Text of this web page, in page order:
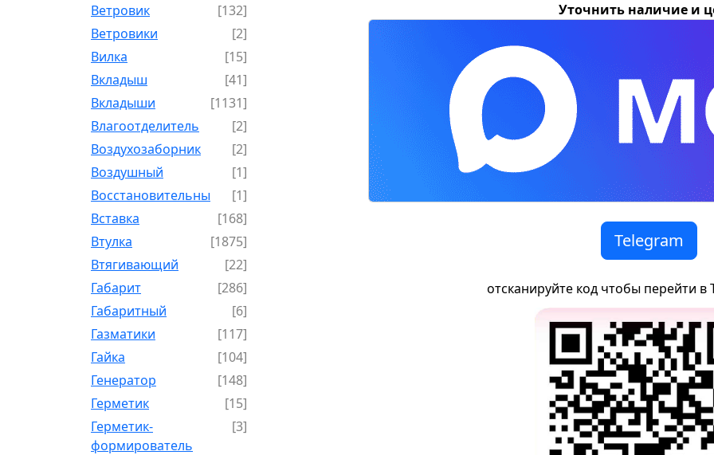
Ветровик
[132]
Ветровики
[2]
Вилка
[15]
Вкладыш
[41]
Вкладыши
[1131]
Влагоотделитель
[2]
Воздухозаборник
[2]
Воздушный
[1]
Восстановительный
[1]
Вставка
[168]
Втулка
[1875]
Втягивающий
[22]
Габарит
[286]
Габаритный
[6]
Газматики
[117]
Гайка
[104]
Генератор
[148]
Герметик
[15]
Герметик-
формирователь
[3]
Уточнить наличие и
Telegram
отсканируйте код чтобы перейти в